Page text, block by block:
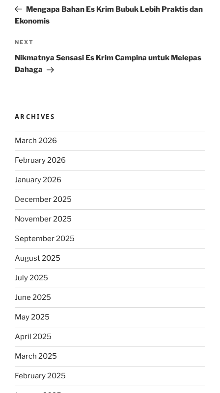
PostMengapa Bahan Es Krim Bubuk Lebih Praktis dan
Ekonomis
Next
Post
NEXT
Nikmatnya Sensasi Es Krim Campina untuk Melepas
Dahaga
ARCHIVES
March 2026
February 2026
January 2026
December 2025
November 2025
September 2025
August 2025
July 2025
June 2025
May 2025
April 2025
March 2025
February 2025